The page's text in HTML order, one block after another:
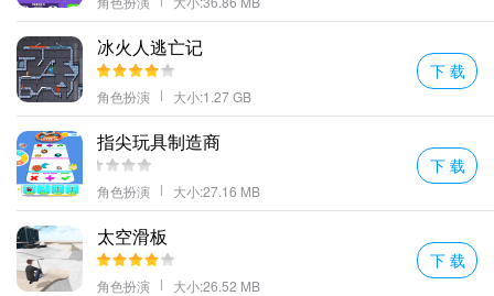
3、畅快的作战让玩家的连招技术和作战手速都得到做好的释放去提
升角色等级和战斗力享受多样战斗快感。
4、游戏中还能放置养成的休闲玩法丰富的趣味装备各种史诗级的武
器。
5、谨记八字真言上古巨魔宝贝更好再来八字多人同图小心为妙；
6、传道院给弟子护法传功和答疑。因为入魔自己是不能参加宗门活
动的所以建议每天点完成这套操作；答疑的答案放在下面
游天地之间。
太古仙佛推荐理由
冰火人逃亡记
角色扮演 大小:1.27 GB
下 载
指尖玩具制造商
角色扮演 大小:27.16 MB
下 载
太空滑板
角色扮演 大小:26.52 MB
下 载